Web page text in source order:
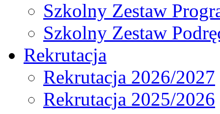
Szkolny Zestaw
Szkolny Zestaw
Rekrutacja
Rekrutacja 2026/2027
Rekrutacja 2025/2026